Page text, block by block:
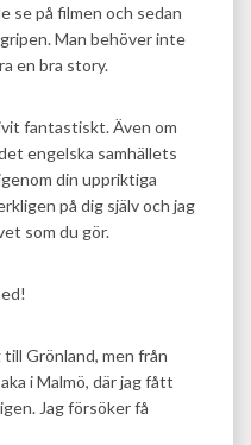
se på filmen och sedan
Man behöver inte
en bra story.
fantastiskt. Även om
engelska samhällets
din uppriktiga
på dig själv och jag
som du gör.
till Grönland, men från
i Malmö, där jag fått
Jag försöker få